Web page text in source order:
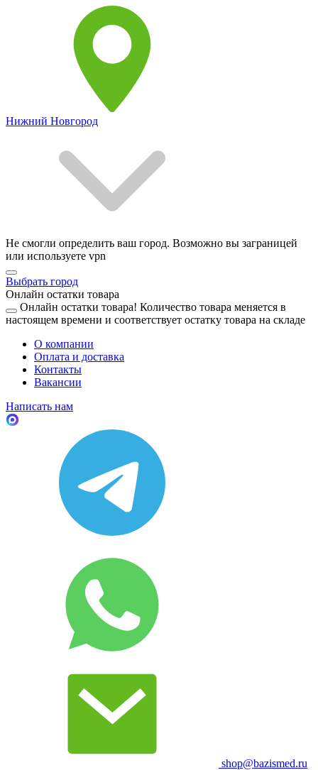
Нижний Новгород
Не смогли определить ваш город. Возможно вы заграницей
или используете vpn
Выбрать город
Онлайн остатки товара
Онлайн остатки товара! Количество товара меняется в
настоящем времени и соответствует остатку товара на складе
О компании
Оплата и доставка
Контакты
Вакансии
Написать нам
shop@bazismed.ru